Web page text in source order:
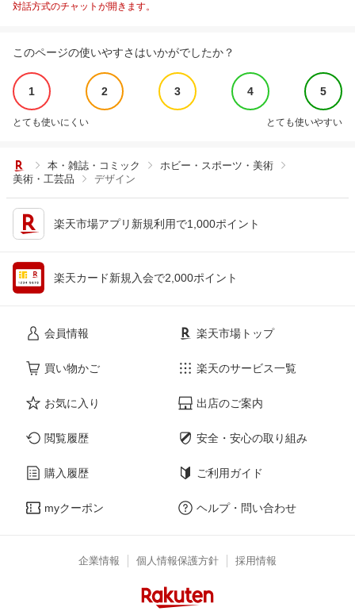
対話方式のチャットが開きます。
このページの使いやすさはいかがでしたか？
1 2 3 4 5
とても使いにくい とても使いやすい
本・雑誌・コミック
ホビー・スポーツ・美術
美術・工芸品
デザイン
楽天市場アプリ新規利用で1,000ポイント
楽天カード新規入会で2,000ポイント
会員情報
買い物かご
お気に入り
閲覧履歴
購入履歴
myクーポン
楽天市場トップ
楽天のサービス一覧
出店のご案内
安全・安心の取り組み
ご利用ガイド
ヘルプ・問い合わせ
企業情報 個人情報保護方針 採用情報